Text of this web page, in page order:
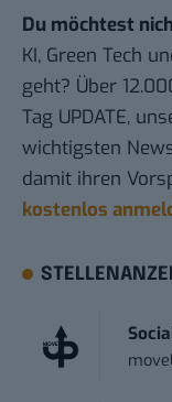
Du möchtest
KI, Green Tech
geht? Über
Tag UPDATE,
wichtigsten
damit ihren
kostenlos